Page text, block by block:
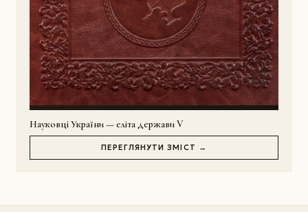
Науковці України — еліта держави V
ПЕРЕГЛЯНУТИ ЗМІСТ →